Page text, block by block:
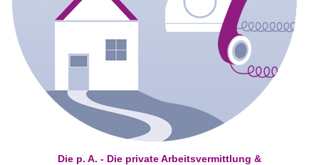
Die p. A. - Die private Arbeitsvermittlung &